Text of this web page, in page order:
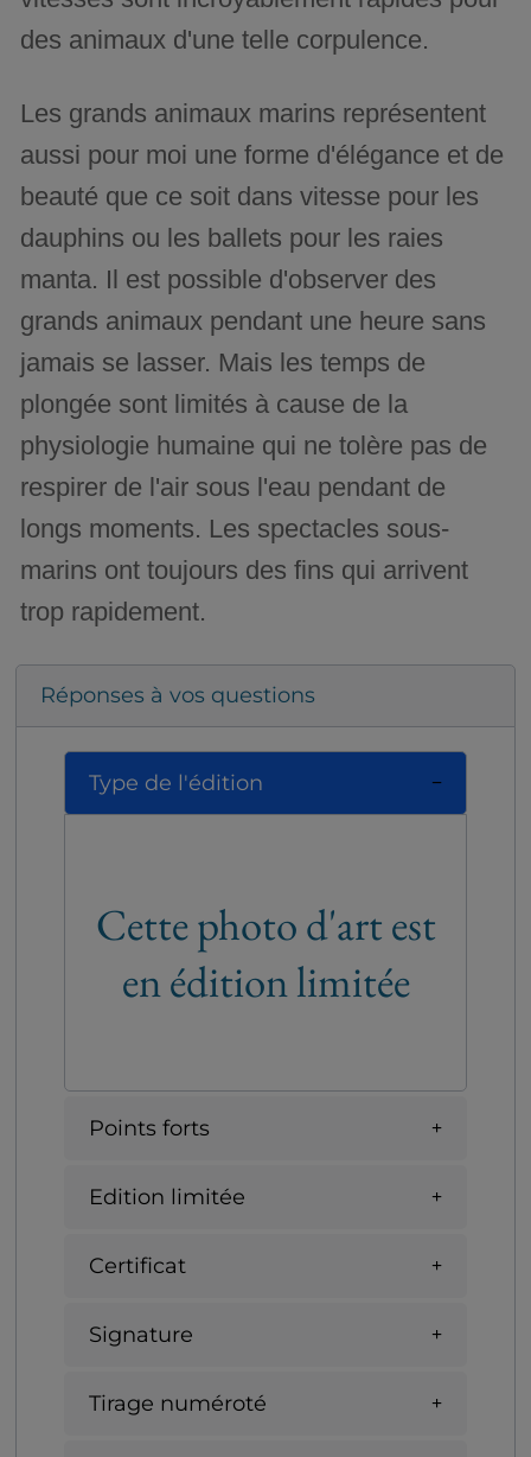
des animaux d'une telle corpulence.
Les grands animaux marins représentent
aussi pour moi une forme d'élégance et de
beauté que ce soit dans vitesse pour les
dauphins ou les ballets pour les raies
manta. Il est possible d'observer des
grands animaux pendant une heure sans
jamais se lasser. Mais les temps de
plongée sont limités à cause de la
physiologie humaine qui ne tolère pas de
respirer de l'air sous l'eau pendant de
longs moments. Les spectacles sous-
marins ont toujours des fins qui arrivent
trop rapidement.
Réponses à vos questions
Type de l'édition
Cette photo d'art est
en édition limitée
Points forts
Edition limitée
Certificat
Signature
Tirage numéroté